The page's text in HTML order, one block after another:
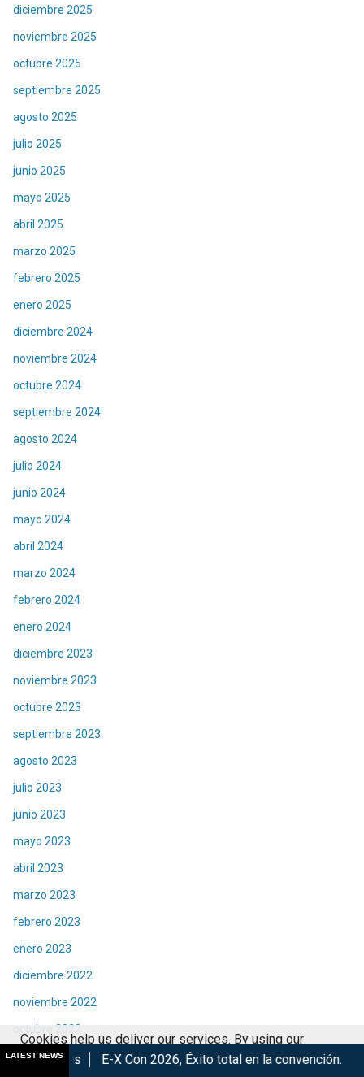
diciembre 2025
noviembre 2025
octubre 2025
septiembre 2025
agosto 2025
julio 2025
junio 2025
mayo 2025
abril 2025
marzo 2025
febrero 2025
enero 2025
diciembre 2024
noviembre 2024
octubre 2024
septiembre 2024
agosto 2024
julio 2024
junio 2024
mayo 2024
abril 2024
marzo 2024
febrero 2024
enero 2024
diciembre 2023
noviembre 2023
octubre 2023
septiembre 2023
agosto 2023
julio 2023
junio 2023
mayo 2023
abril 2023
marzo 2023
febrero 2023
enero 2023
diciembre 2022
noviembre 2022
octubre 2022
septiembre 2022
LATEST NEWS
X Con 2026, Éxito total en la convención. Los Mejores Años
Cookies help us deliver our services. By using our
services, you agree to our use of cookies.
Got it